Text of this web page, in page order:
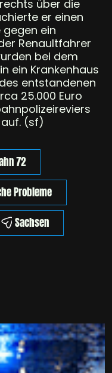
über die
er einen
ein
Renaultfahrer
bei dem
ein Krankenhaus
entstandenen
25.000 Euro
(sf)
72
Probleme
Sachsen